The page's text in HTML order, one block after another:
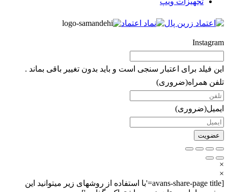
Instagram
این فیلد برای اعتبار سنجی است و باید بدون تغییر باقی بماند .
تلفن همراه(ضروری)
ایمیل(ضروری)
×
×
[avans-share-page title='با استفاده از روشهای زیر میتوانید این